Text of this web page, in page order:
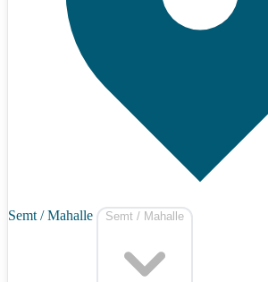
Semt / Mahalle Semt / Mahalle